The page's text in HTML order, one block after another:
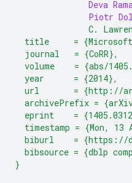
Deva
Piotr
C. Lawrence
title     = {Microsoft
journal   = {CoRR},
volume    = {abs/
year      = {2014},
url       = {http://
archivePrefix =
eprint    =
timestamp = {Mon, 13
biburl    = {https://
bibsource = {dblp
}